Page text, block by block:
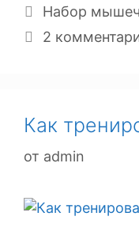
Рубрики
Набор
2
Как
от admin